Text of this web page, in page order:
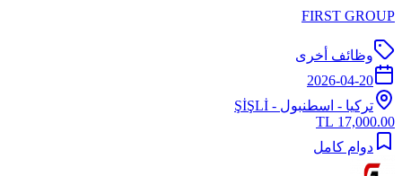
FIRST GROUP
وظائف أخرى
2026-04-20
تركيا - اسطنبول - ŞİŞLİ
17,000.00 TL
دوام كامل